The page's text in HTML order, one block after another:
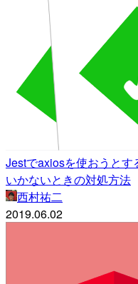
Jestでaxiosを使おうとす
いかないときの対処方法
西村祐二
2019.06.02